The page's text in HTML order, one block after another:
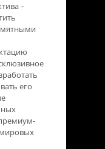
–
его